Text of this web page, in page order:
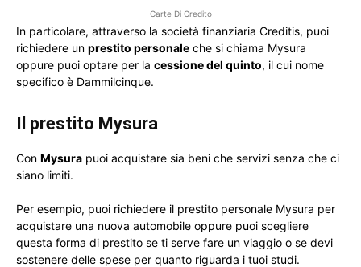
Carte Di Credito
In particolare, attraverso la società finanziaria Creditis, puoi
richiedere un prestito personale che si chiama Mysura
oppure puoi optare per la cessione del quinto, il cui nome
specifico è Dammilcinque.
Il prestito Mysura
Con Mysura puoi acquistare sia beni che servizi senza che ci
siano limiti.
Per esempio, puoi richiedere il prestito personale Mysura per
acquistare una nuova automobile oppure puoi scegliere
questa forma di prestito se ti serve fare un viaggio o se devi
sostenere delle spese per quanto riguarda i tuoi studi.